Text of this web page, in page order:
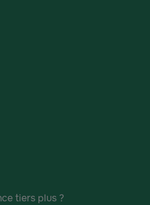
tiers plus ?